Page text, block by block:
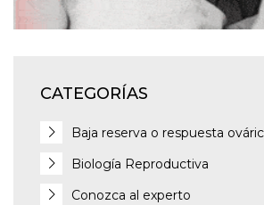
CATEGORÍAS
Baja reserva o respuesta
Biología Reproductiva
Conozca al experto